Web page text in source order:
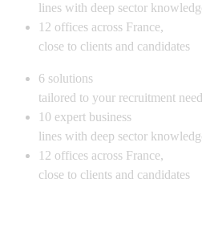
lines with deep sector
12 offices across France,
close to clients and candidates
6 solutions
tailored to your recruitment
10 expert business
lines with deep sector
12 offices across France,
close to clients and candidates